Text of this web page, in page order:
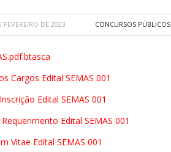
FEVEREIRO DE 2023 CONCURSOS
Cargos Edital SEMAS 001
Edital SEMAS 001
Edital SEMAS 001
Vitae Edital SEMAS 001